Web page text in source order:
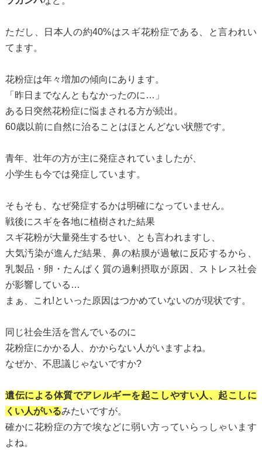
ただし、日本人の約40%はスギ花粉症である、と言われい
てます。
花粉症は年々増加の傾向にあります。
「昨日までなんともなかったのに…」
ある日突然花粉症に悩まされる方が続出。
60歳以前に自然に治ることはほとんどない状態です。
青年、壮年の方が主に発症されていましたが、
小学生も今では発症しています。
そもそも、なぜ発症するかは明確になっていません。
戦後にスギを各地に植樹された結果
スギ花粉が大量発生するせい、とも言われますし、
大気汚染が進んだ結果、鼻の粘膜が過敏に反応するから、
乳製品・卵・たんぱく質の過剰摂取が原因、ストレス社会
が影響している…
まぁ、これ!といった原因はつかめていないのが現状です。
同じ社会生活を営んでいるのに
花粉症にかかる人、かからない人がいますよね。
なぜか、不思議じゃないですか?
遺伝による体質でアレルギーを起こしやすい人、起こしに
くい人がいるみたいですが。
確かに花粉症の方で埃などに弱い方っていらっしゃいます
よね。